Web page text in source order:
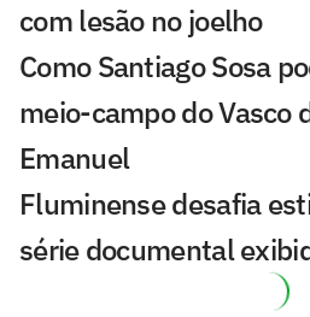
com lesão no joelho
Como Santiago Sosa
meio-campo do Vasco
Emanuel
Fluminense desafia
série documental
Botafogo avança pela